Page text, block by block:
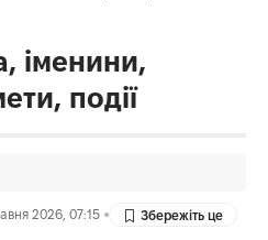
іменини,
події
2026, 07:15